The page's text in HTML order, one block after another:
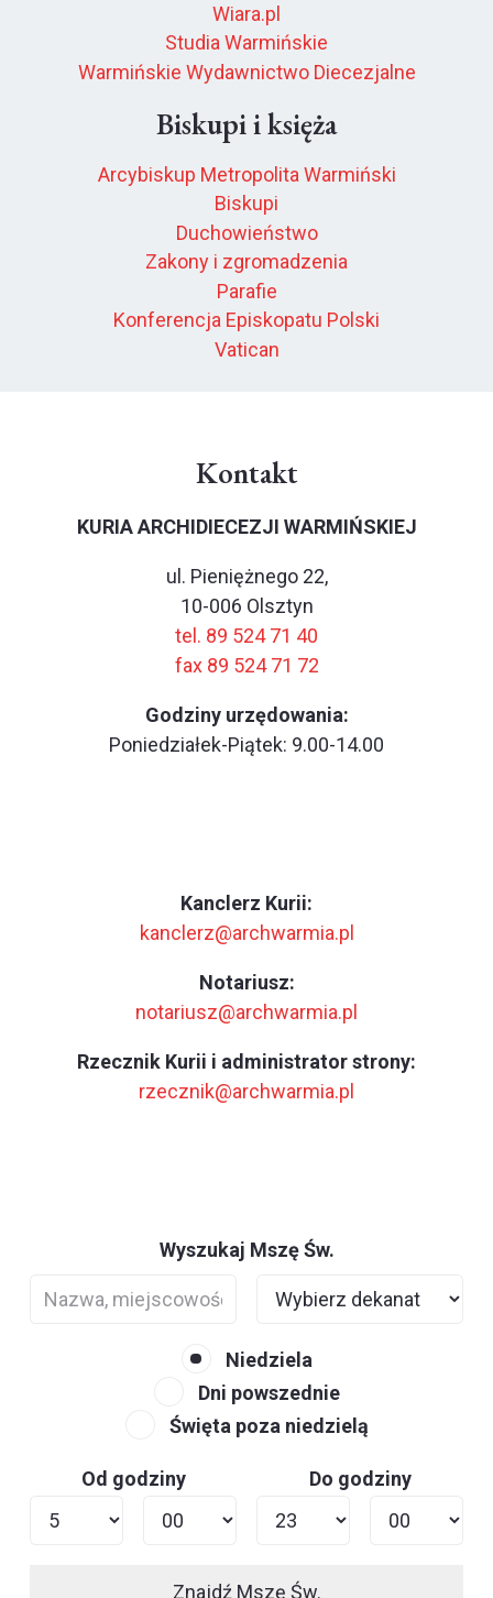
Wiara.pl
Studia Warmińskie
Warmińskie Wydawnictwo Diecezjalne
Biskupi i księża
Arcybiskup Metropolita Warmiński
Biskupi
Duchowieństwo
Zakony i zgromadzenia
Parafie
Konferencja Episkopatu Polski
Vatican
Kontakt
KURIA ARCHIDIECEZJI WARMIŃSKIEJ
ul. Pieniężnego 22,
10-006 Olsztyn
tel. 89 524 71 40
fax 89 524 71 72
Godziny urzędowania:
Poniedziałek-Piątek: 9.00-14.00
Kanclerz Kurii:
kanclerz@archwarmia.pl
Notariusz:
notariusz@archwarmia.pl
Rzecznik Kurii i administrator strony:
rzecznik@archwarmia.pl
Wyszukaj Mszę Św.
Niedziela
Dni powszednie
Święta poza niedzielą
Od godziny Do godziny
Znajdź Mszę Św.